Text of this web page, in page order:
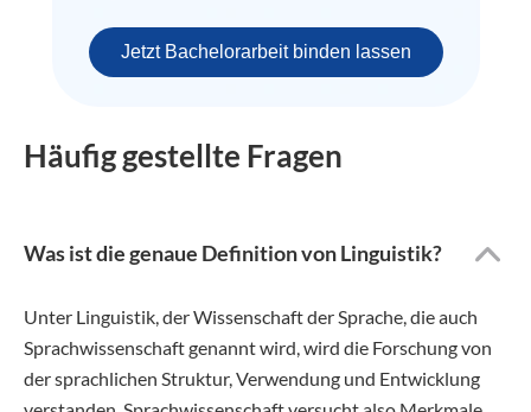
Jetzt Bachelorarbeit binden lassen
Häufig gestellte Fragen
Was ist die genaue Definition von Linguistik?
Unter Linguistik, der Wissenschaft der Sprache, die auch
Sprachwissenschaft genannt wird, wird die Forschung von
der sprachlichen Struktur, Verwendung und Entwicklung